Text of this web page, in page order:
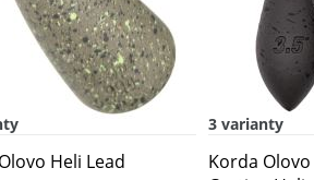
Heli Lead
3 varianty
Korda